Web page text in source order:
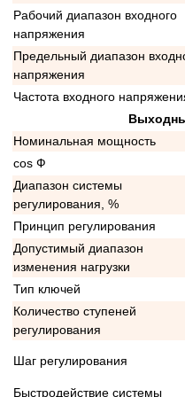
Рабочий диапазон входного
напряжения
Предельный диапазон
напряжения
Частота входного
Номинальная мощность
cos Ф
Диапазон системы
регулирования, %
Принцип регулирования
Допустимый диапазон
изменения нагрузки
Тип ключей
Количество ступеней
регулирования
Шаг регулирования
Быстродействие системы